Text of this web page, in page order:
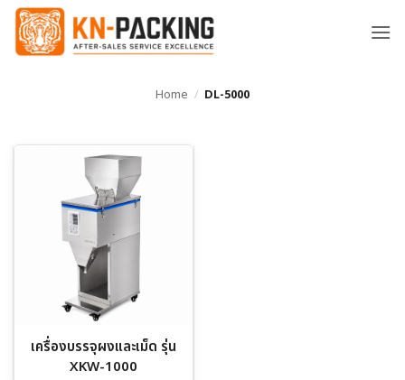
ข้าม
ยัง
Home / DL-5000
เครื่องบรรจุผงและเม็ด รุ่น
XKW-1000